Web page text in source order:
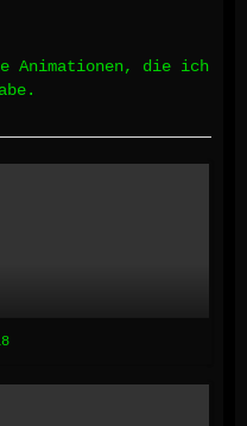
Animationen, die ich